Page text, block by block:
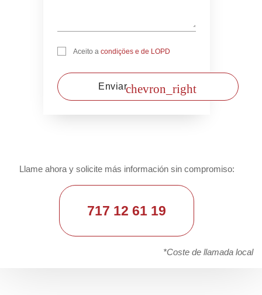
Aceito a condiçöes e de LOPD
chevron_right
Llame ahora y solicite más información sin compromiso:
717 12 61 19
*Coste de llamada local